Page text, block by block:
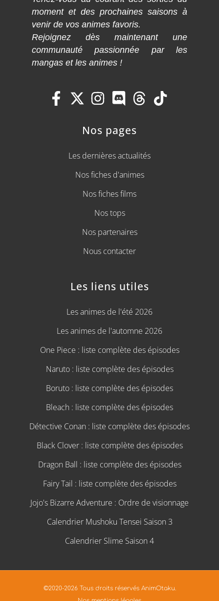
moment et des prochaines saisons à
venir de vos animes favoris.
Rejoignez dès maintenant une
communauté passionnée par les
mangas et les animes !
Nos pages
Les dernières actualités
Nos fiches d'animes
Nos fiches films
Nos tops
Nos partenaires
Nous contacter
Les liens utiles
Les animes de l'été 2026
Les animes de l'automne 2026
One Piece : liste complète des épisodes
Naruto : liste complète des épisodes
Boruto : liste complète des épisodes
Bleach : liste complète des épisodes
Détective Conan : liste complète des épisodes
Black Clover : liste complète des épisodes
Dragon Ball : liste complète des épisodes
Fairy Tail : liste complète des épisodes
Jojo's Bizarre Adventure : Ordre de visionnage
Calendrier Mushoku Tensei Saison 3
Calendrier Slime Saison 4
©2020-2026 Tous droits réservés AnimOtaku.